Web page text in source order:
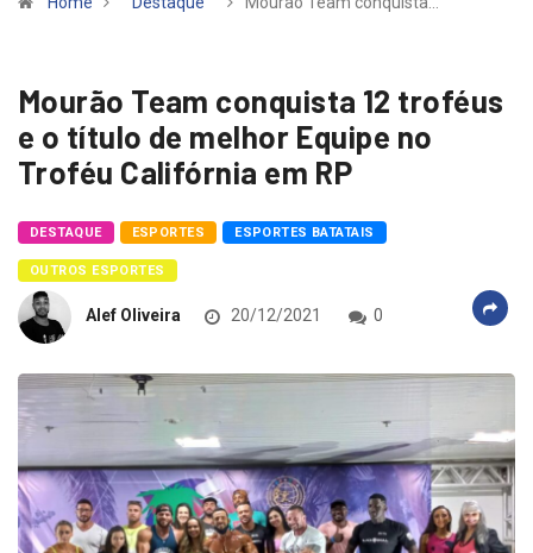
Home Destaque Mourão Team conquista…
Mourão Team conquista 12 troféus
e o título de melhor Equipe no
Troféu Califórnia em RP
DESTAQUE ESPORTES ESPORTES BATATAIS
OUTROS ESPORTES
Alef Oliveira 20/12/2021 0